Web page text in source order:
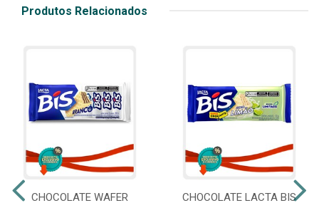
Produtos Relacionados
CHOCOLATE WAFER CHOCOLATE LACTA BIS